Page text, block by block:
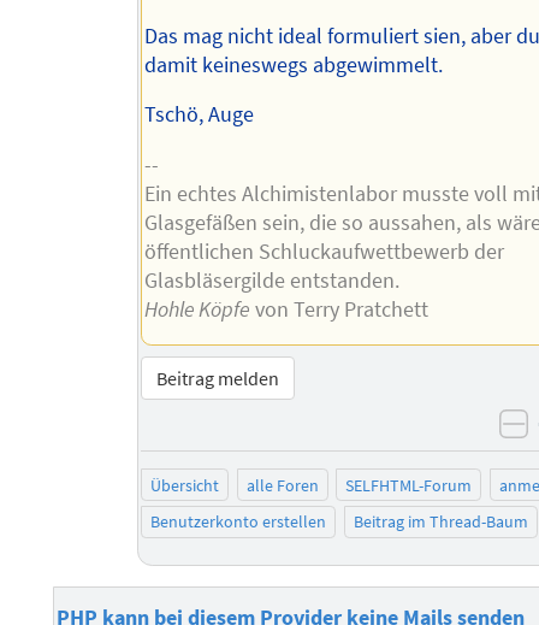
Das mag nicht ideal formuliert sien, aber
damit keineswegs abgewimmelt.
Tschö, Auge
--
Ein echtes Alchimistenlabor musste voll
Glasgefäßen sein, die so aussahen, als
öffentlichen Schluckaufwettbewerb der
Glasbläsergilde entstanden.
Hohle Köpfe von Terry Pratchett
Beitrag melden
Übersicht alle Foren SELFHTML-Forum
Benutzerkonto erstellen
Beitrag im Thread-Baum
PHP kann bei diesem Provider keine Mails senden